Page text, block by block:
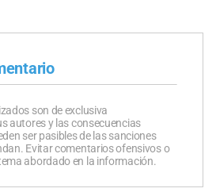
son de exclusiva
autores y las consecuencias
ser pasibles de las sanciones
Evitar comentarios ofensivos o
abordado en la información.